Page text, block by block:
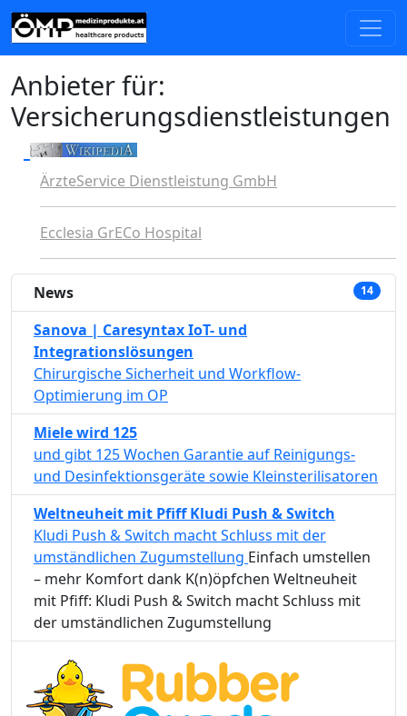
Anbieter für:
Versicherungsdienstleistungen
ÄrzteService Dienstleistung GmbH
Ecclesia GrECo Hospital
News 14
Sanova | Caresyntax IoT- und
Integrationslösungen
Chirurgische Sicherheit und Workflow-
Optimierung im OP
Miele wird 125
und gibt 125 Wochen Garantie auf Reinigungs-
und Desinfektionsgeräte sowie Kleinsterilisatoren
Weltneuheit mit Pfiff Kludi Push & Switch
Kludi Push & Switch macht Schluss mit der
umständlichen Zugumstellung Einfach umstellen
– mehr Komfort dank K(n)öpfchen Weltneuheit
mit Pfiff: Kludi Push & Switch macht Schluss mit
der umständlichen Zugumstellung